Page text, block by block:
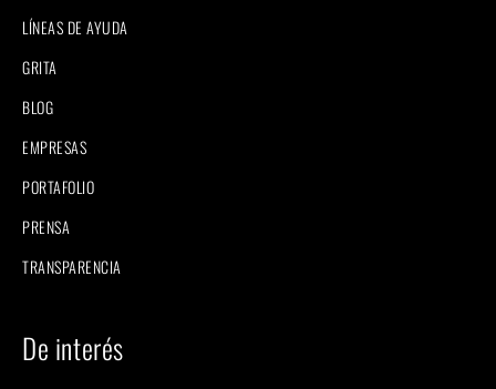
LÍNEAS DE AYUDA
GRITA
BLOG
EMPRESAS
PORTAFOLIO
PRENSA
TRANSPARENCIA
De interés